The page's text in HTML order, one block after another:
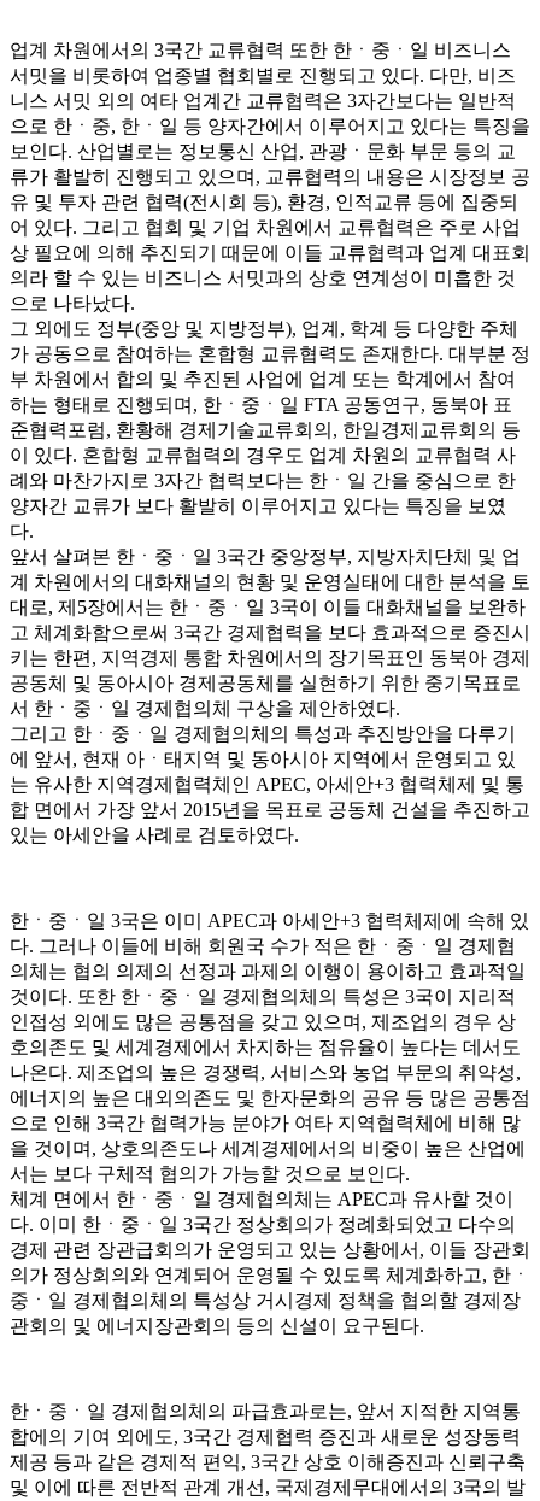
업계 차원에서의 3국간 교류협력 또한 한ㆍ중ㆍ일 비즈니스
서밋을 비롯하여 업종별 협회별로 진행되고 있다. 다만, 비즈
니스 서밋 외의 여타 업계간 교류협력은 3자간보다는 일반적
으로 한ㆍ중, 한ㆍ일 등 양자간에서 이루어지고 있다는 특징을
보인다. 산업별로는 정보통신 산업, 관광ㆍ문화 부문 등의 교
류가 활발히 진행되고 있으며, 교류협력의 내용은 시장정보 공
유 및 투자 관련 협력(전시회 등), 환경, 인적교류 등에 집중되
어 있다. 그리고 협회 및 기업 차원에서 교류협력은 주로 사업
상 필요에 의해 추진되기 때문에 이들 교류협력과 업계 대표회
의라 할 수 있는 비즈니스 서밋과의 상호 연계성이 미흡한 것
으로 나타났다.
그 외에도 정부(중앙 및 지방정부), 업계, 학계 등 다양한 주체
가 공동으로 참여하는 혼합형 교류협력도 존재한다. 대부분 정
부 차원에서 합의 및 추진된 사업에 업계 또는 학계에서 참여
하는 형태로 진행되며, 한ㆍ중ㆍ일 FTA 공동연구, 동북아 표
준협력포럼, 환황해 경제기술교류회의, 한일경제교류회의 등
이 있다. 혼합형 교류협력의 경우도 업계 차원의 교류협력 사
례와 마찬가지로 3자간 협력보다는 한ㆍ일 간을 중심으로 한
양자간 교류가 보다 활발히 이루어지고 있다는 특징을 보였
다.
앞서 살펴본 한ㆍ중ㆍ일 3국간 중앙정부, 지방자치단체 및 업
계 차원에서의 대화채널의 현황 및 운영실태에 대한 분석을 토
대로, 제5장에서는 한ㆍ중ㆍ일 3국이 이들 대화채널을 보완하
고 체계화함으로써 3국간 경제협력을 보다 효과적으로 증진시
키는 한편, 지역경제 통합 차원에서의 장기목표인 동북아 경제
공동체 및 동아시아 경제공동체를 실현하기 위한 중기목표로
서 한ㆍ중ㆍ일 경제협의체 구상을 제안하였다.
그리고 한ㆍ중ㆍ일 경제협의체의 특성과 추진방안을 다루기
에 앞서, 현재 아ㆍ태지역 및 동아시아 지역에서 운영되고 있
는 유사한 지역경제협력체인 APEC, 아세안+3 협력체제 및 통
합 면에서 가장 앞서 2015년을 목표로 공동체 건설을 추진하고
있는 아세안을 사례로 검토하였다.
한ㆍ중ㆍ일 3국은 이미 APEC과 아세안+3 협력체제에 속해 있
다. 그러나 이들에 비해 회원국 수가 적은 한ㆍ중ㆍ일 경제협
의체는 협의 의제의 선정과 과제의 이행이 용이하고 효과적일
것이다. 또한 한ㆍ중ㆍ일 경제협의체의 특성은 3국이 지리적
인접성 외에도 많은 공통점을 갖고 있으며, 제조업의 경우 상
호의존도 및 세계경제에서 차지하는 점유율이 높다는 데서도
나온다. 제조업의 높은 경쟁력, 서비스와 농업 부문의 취약성,
에너지의 높은 대외의존도 및 한자문화의 공유 등 많은 공통점
으로 인해 3국간 협력가능 분야가 여타 지역협력체에 비해 많
을 것이며, 상호의존도나 세계경제에서의 비중이 높은 산업에
서는 보다 구체적 협의가 가능할 것으로 보인다.
체계 면에서 한ㆍ중ㆍ일 경제협의체는 APEC과 유사할 것이
다. 이미 한ㆍ중ㆍ일 3국간 정상회의가 정례화되었고 다수의
경제 관련 장관급회의가 운영되고 있는 상황에서, 이들 장관회
의가 정상회의와 연계되어 운영될 수 있도록 체계화하고, 한ㆍ
중ㆍ일 경제협의체의 특성상 거시경제 정책을 협의할 경제장
관회의 및 에너지장관회의 등의 신설이 요구된다.
한ㆍ중ㆍ일 경제협의체의 파급효과로는, 앞서 지적한 지역통
합에의 기여 외에도, 3국간 경제협력 증진과 새로운 성장동력
제공 등과 같은 경제적 편익, 3국간 상호 이해증진과 신뢰구축
및 이에 따른 전반적 관계 개선, 국제경제무대에서의 3국의 발